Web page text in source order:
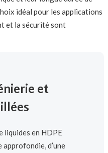
idéal pour les applications
et la sécurité sont
et
liquides en HDPE
approfondie, d’une